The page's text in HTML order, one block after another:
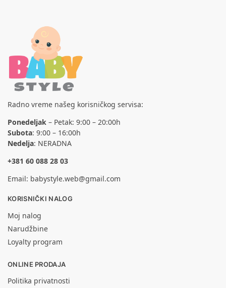
Radno vreme našeg korisničkog servisa:
Ponedeljak – Petak: 9:00 – 20:00h
Subota: 9:00 – 16:00h
Nedelja: NERADNA
+381 60 088 28 03
Email: babystyle.web@gmail.com
KORISNIČKI NALOG
Moj nalog
Narudžbine
Loyalty program
ONLINE PRODAJA
Politika privatnosti